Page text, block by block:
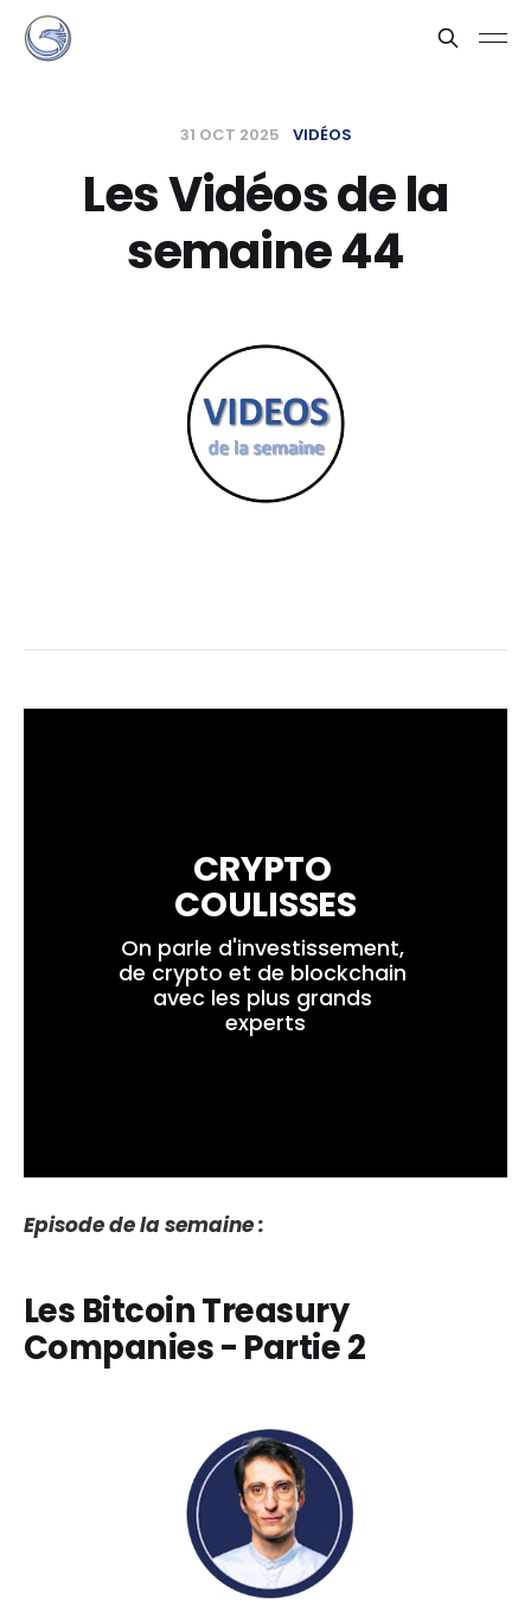
31 OCT 2025 VIDÉOS
Les Vidéos de la
semaine 44
CRYPTO
COULISSES
On parle d'investissement,
de crypto et de blockchain
avec les plus grands
experts
Episode de la semaine :
Les Bitcoin Treasury
Companies - Partie 2